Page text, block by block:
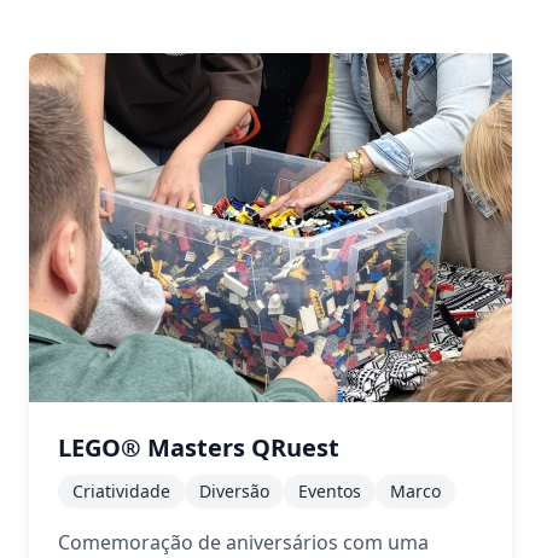
LEGO® Masters QRuest
Criatividade Diversão Eventos Marco
Comemoração de aniversários com uma